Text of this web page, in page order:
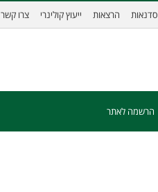
סדנאות הרצאות ייעוץ קולינרי צרו קשר
הרשמה לאתר